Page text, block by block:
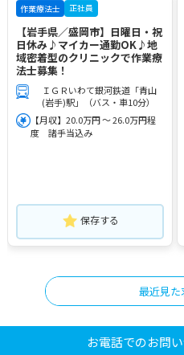
作業療法士 正社員
【岩手県／盛岡市】日曜日・祝
日休み♪マイカー通勤OK♪地
域密着型のクリニックで作業療
法士募集！
ＩＧＲいわて銀河鉄道「青山
(岩手)駅」（バス・車10分）
【月収】20.0万円 ～ 26.0万円程
度 諸手当込み
保存する
最近見た
お電話でのお問